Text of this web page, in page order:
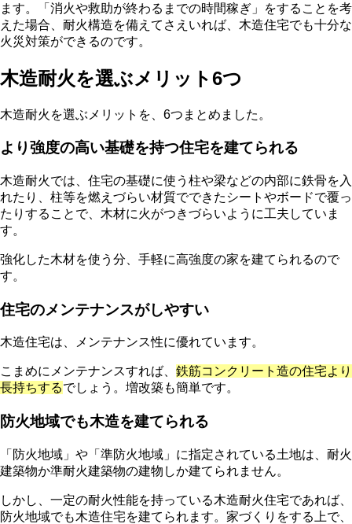
ます。「消火や救助が終わるまでの時間稼ぎ」をすることを考
えた場合、耐火構造を備えてさえいれば、木造住宅でも十分な
火災対策ができるのです。
木造耐火を選ぶメリット6つ
木造耐火を選ぶメリットを、6つまとめました。
より強度の高い基礎を持つ住宅を建てられる
木造耐火では、住宅の基礎に使う柱や梁などの内部に鉄骨を入
れたり、柱等を燃えづらい材質でできたシートやボードで覆っ
たりすることで、木材に火がつきづらいように工夫していま
す。
強化した木材を使う分、手軽に高強度の家を建てられるので
す。
住宅のメンテナンスがしやすい
木造住宅は、メンテナンス性に優れています。
こまめにメンテナンスすれば、 鉄筋コンクリート造の住宅より
長持ちするでしょう。増改築も簡単です。
防火地域でも木造を建てられる
「防火地域」や「準防火地域」に指定されている土地は、耐火
建築物か準耐火建築物の建物しか建てられません。
しかし、一定の耐火性能を持っている木造耐火住宅であれば、
防火地域でも木造住宅を建てられます。家づくりをする上で、